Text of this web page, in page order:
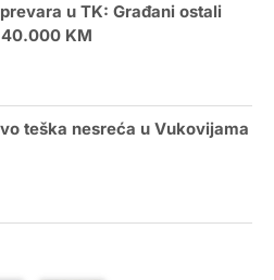
u TK: Građani ostali
KM
teška nesreća u Vukovijama